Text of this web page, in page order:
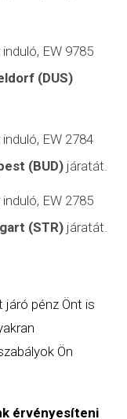
EW 9785
(DUS)
EW 2784
(BUD) járatát.
EW 2785
(STR) járatát.
pénz Önt is
Ön
érvényesíteni